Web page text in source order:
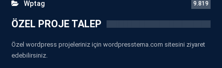
Wptag 9.819
ÖZEL PROJE TALEP
Özel wordpress projeleriniz için wordpresstema.com sitesini ziyaret
edebilirsiniz.